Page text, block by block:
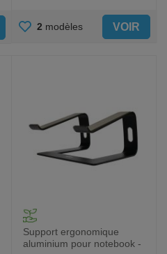
AJOUTER
2 modèles VOIR
Support ergonomique
aluminium pour notebook -